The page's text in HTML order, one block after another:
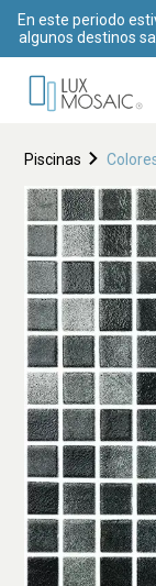
En este periodo
algunos destinos
Piscinas